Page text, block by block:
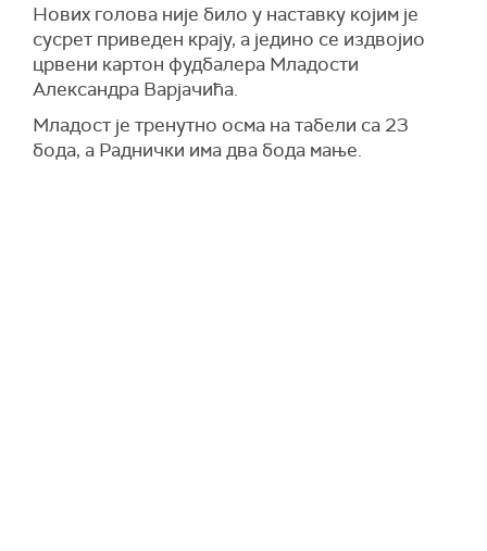
Нових голова није било у наставку којим је
сусрет приведен крају, а једино се издвојио
црвени картон фудбалера Младости
Александра Варјачића.
Младост је тренутно осма на табели са 23
бода, а Раднички има два бода мање.